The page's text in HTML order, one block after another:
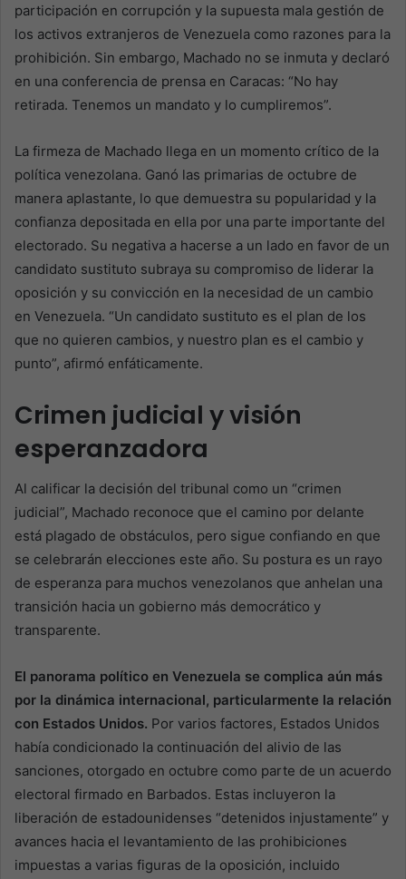
participación en corrupción y la supuesta mala gestión de
los activos extranjeros de Venezuela como razones para la
prohibición. Sin embargo, Machado no se inmuta y declaró
en una conferencia de prensa en Caracas: “No hay
retirada. Tenemos un mandato y lo cumpliremos”.
La firmeza de Machado llega en un momento crítico de la
política venezolana. Ganó las primarias de octubre de
manera aplastante, lo que demuestra su popularidad y la
confianza depositada en ella por una parte importante del
electorado. Su negativa a hacerse a un lado en favor de un
candidato sustituto subraya su compromiso de liderar la
oposición y su convicción en la necesidad de un cambio
en Venezuela. “Un candidato sustituto es el plan de los
que no quieren cambios, y nuestro plan es el cambio y
punto”, afirmó enfáticamente.
Crimen judicial y visión
esperanzadora
Al calificar la decisión del tribunal como un “crimen
judicial”, Machado reconoce que el camino por delante
está plagado de obstáculos, pero sigue confiando en que
se celebrarán elecciones este año. Su postura es un rayo
de esperanza para muchos venezolanos que anhelan una
transición hacia un gobierno más democrático y
transparente.
El panorama político en Venezuela se complica aún más
por la dinámica internacional, particularmente la relación
con Estados Unidos. Por varios factores, Estados Unidos
había condicionado la continuación del alivio de las
sanciones, otorgado en octubre como parte de un acuerdo
electoral firmado en Barbados. Estas incluyeron la
liberación de estadounidenses “detenidos injustamente” y
avances hacia el levantamiento de las prohibiciones
impuestas a varias figuras de la oposición, incluido